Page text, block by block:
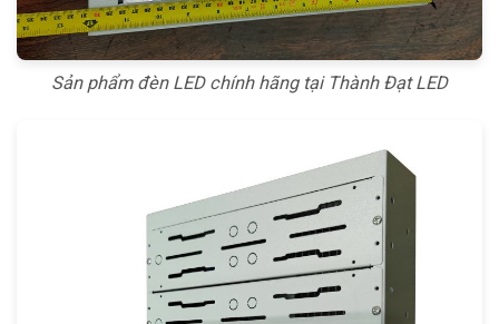
Sản phẩm đèn LED chính hãng tại Thành Đạt LED